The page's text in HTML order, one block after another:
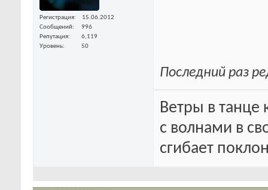
Регистрация
15.06.2012
Сообщений
996
Репутация
6,119
Уровень
50
Последний раз
Ветры в танце
с волнами в
сгибает